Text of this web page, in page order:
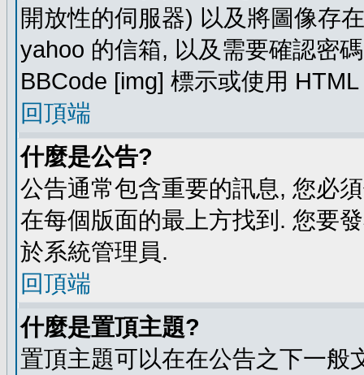
開放性的伺服器) 以及將圖像存
yahoo 的信箱, 以及需要確認密
BBCode [img] 標示或使用
回頂端
什麼是公告?
公告通常包含重要的訊息, 您必
在每個版面的最上方找到. 您要
於系統管理員.
回頂端
什麼是置頂主題?
置頂主題可以在在公告之下一般